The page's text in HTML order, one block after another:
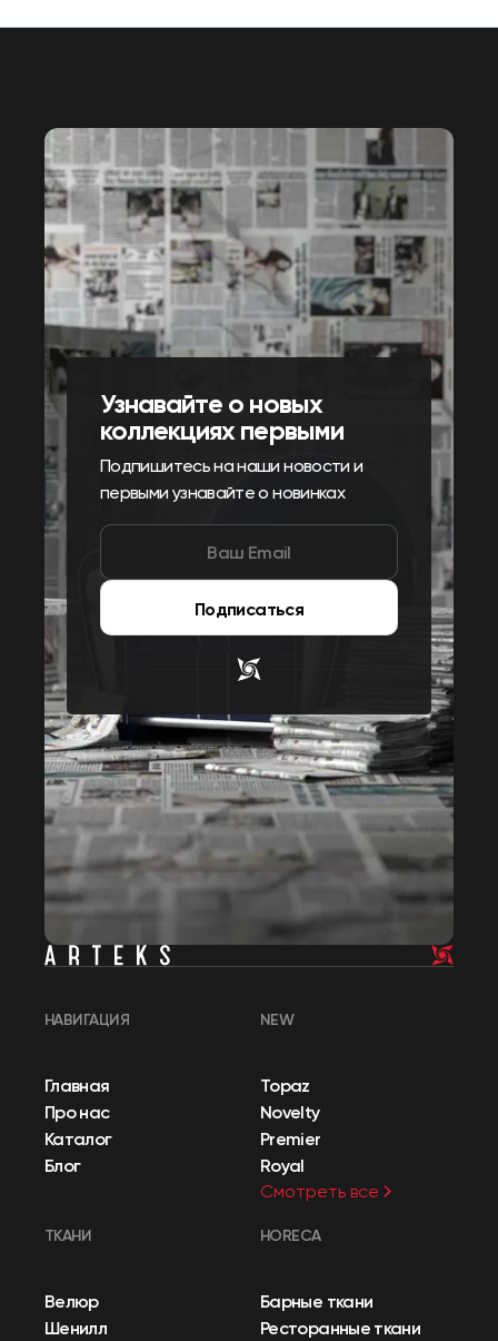
Узнавайте о новых
коллекциях первыми
Подпишитесь на наши новости и
первыми узнавайте о новинках
Подписаться
НАВИГАЦИЯ
Главная
Про нас
Каталог
Блог
NEW
Topaz
Novelty
Premier
Royal
Смотреть все
ТКАНИ
Велюр
Шенилл
HORECA
Барные ткани
Ресторанные ткани